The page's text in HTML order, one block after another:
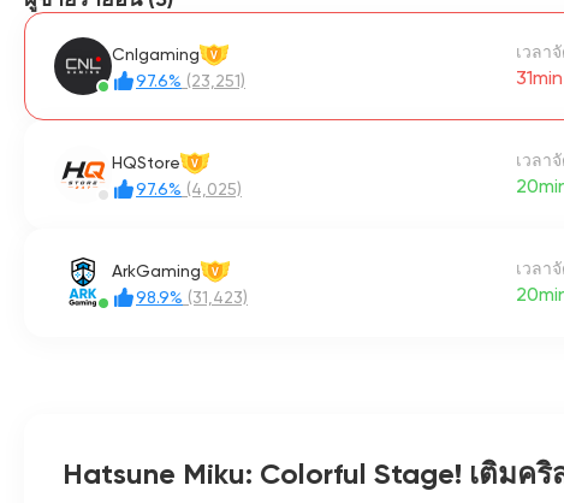
Cnlgaming V
97.6% (23,251)
เวลา
31min
HQStore V
97.6% (4,025)
เวลา
ArkGaming V
98.9% (31,423)
เวลา
Hatsune Miku: Colorful Stage! เติมคริ